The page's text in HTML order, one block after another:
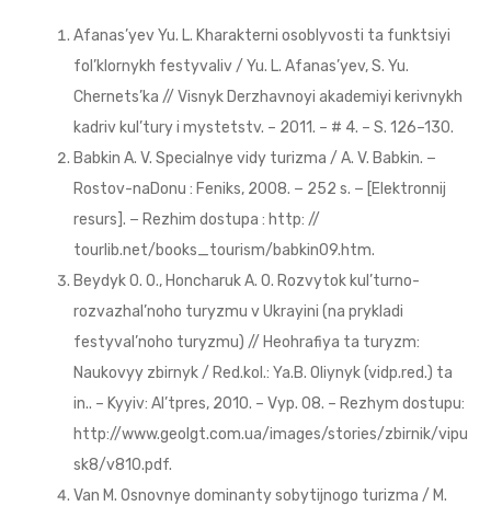
Afanas’yev Yu. L. Kharakterni osoblyvosti ta funktsiyi
fol’klornykh festyvaliv / Yu. L. Afanas’yev, S. Yu.
Chernets’ka // Visnyk Derzhavnoyi akademiyi kerivnykh
kadriv kul’tury i mystetstv. – 2011. – # 4. – S. 126–130.
Babkin A. V. Specialnye vidy turizma / A. V. Babkin. −
Rostov-naDonu : Feniks, 2008. − 252 s. − [Elektronnij
resurs]. − Rezhim dostupa : http: //
tourlib.net/books_tourism/babkin09.htm.
Beydyk O. O., Honcharuk A. O. Rozvytok kul’turno-
rozvazhal’noho turyzmu v Ukrayini (na prykladi
festyval’noho turyzmu) // Heohrafiya ta turyzm:
Naukovyy zbirnyk / Red.kol.: Ya.B. Oliynyk (vidp.red.) ta
in.. – Kyyiv: Al’tpres, 2010. – Vyp. 08. – Rezhym dostupu:
http://www.geolgt.com.ua/images/stories/zbirnik/vipu
sk8/v810.pdf.
Van M. Osnovnye dominanty sobytijnogo turizma / M.